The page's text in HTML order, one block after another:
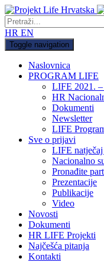
HR EN
Toggle navigation
Naslovnica
PROGRAM LIFE
LIFE 2021. –
HR
Dokumenti
Newsletter
LIFE
Sve o prijavi
LIFE
Nacionalno
Pronađite
Prezentacije
Publikacije
Video
Novosti
Dokumenti
HR LIFE Projekti
Najčešća pitanja
Kontakti